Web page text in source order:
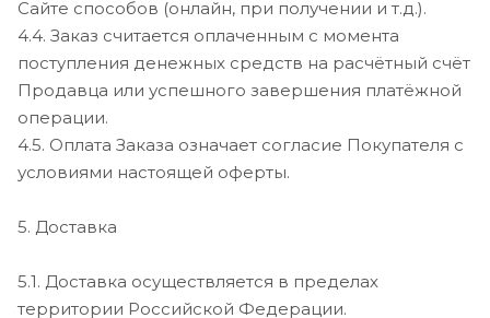
Сайте способов (онлайн, при получении и т.д.).
4.4. Заказ считается оплаченным с момента
поступления денежных средств на расчётный счёт
Продавца или успешного завершения платёжной
операции.
4.5. Оплата Заказа означает согласие Покупателя с
условиями настоящей оферты.
5. Доставка
5.1. Доставка осуществляется в пределах
территории Российской Федерации.